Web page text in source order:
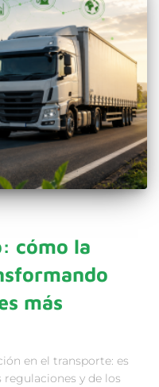
cómo la
más
en el transporte: es
y de los